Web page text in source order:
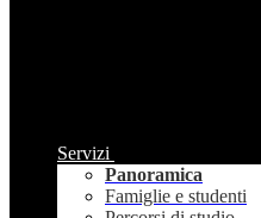
Servizi
Panoramica
Famiglie e studenti